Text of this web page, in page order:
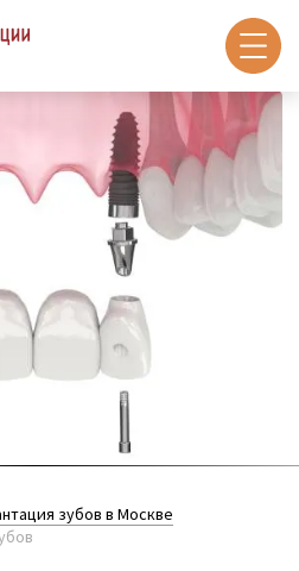
зубов в Москве